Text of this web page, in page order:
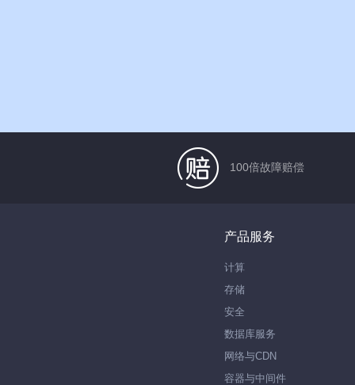
100倍故障赔偿
产品服务
计算
存储
安全
数据库服务
网络与CDN
容器与中间件